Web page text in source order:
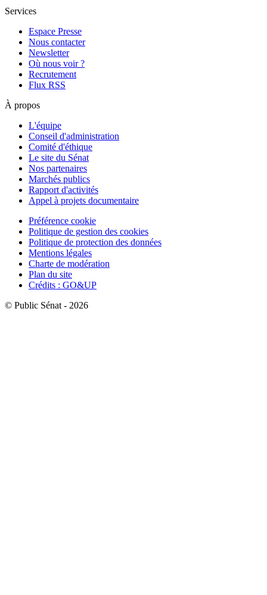
Services
Espace Presse
Nous contacter
Newsletter
Où nous voir ?
Recrutement
Flux RSS
À propos
L'équipe
Conseil d'administration
Comité d'éthique
Le site du Sénat
Nos partenaires
Marchés publics
Rapport d'activités
Appel à projets documentaire
Préférence cookie
Politique de gestion des cookies
Politique de protection des données
Mentions légales
Charte de modération
Plan du site
Crédits : GO&UP
© Public Sénat - 2026